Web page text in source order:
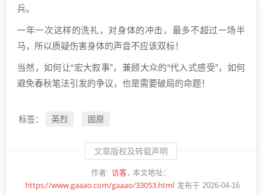
兵。
一年一次这样的洗礼，对身体的冲击，最多不超过一场半
马，所以质疑伤害身体的声音不应该双标！
当然，如何让“宏大叙事”，兼顾大众的“代入式感受”，如何
避免春秋笔法引发的争议，也是需要破局的命题！
标签： 英烈 固原
文章版权及转载声明
作者: 访客 本文地址：
https://www.gaaao.com/gaaao/33053.html 发布于 2026-04-16